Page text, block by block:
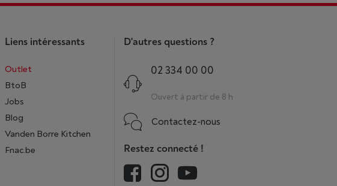
Liens intéressants
Outlet
BtoB
Jobs
Blog
Vanden Borre Kitchen
Fnac.be
D'autres questions ?
02 334 00 00
Ouvert à partir de 8 h
Contactez-nous
Restez connecté !